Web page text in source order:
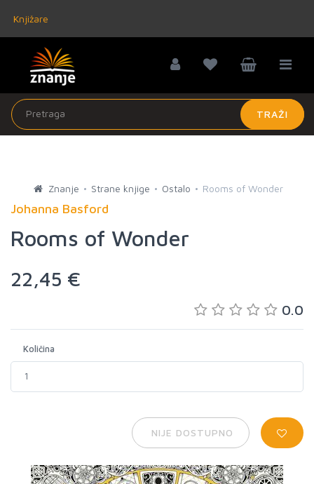
Knjižare
TRAŽI
Znanje Strane knjige Ostalo Rooms of Wonder
Johanna Basford
Rooms of Wonder
22,45 €
0.0
Količina
NIJE DOSTUPNO